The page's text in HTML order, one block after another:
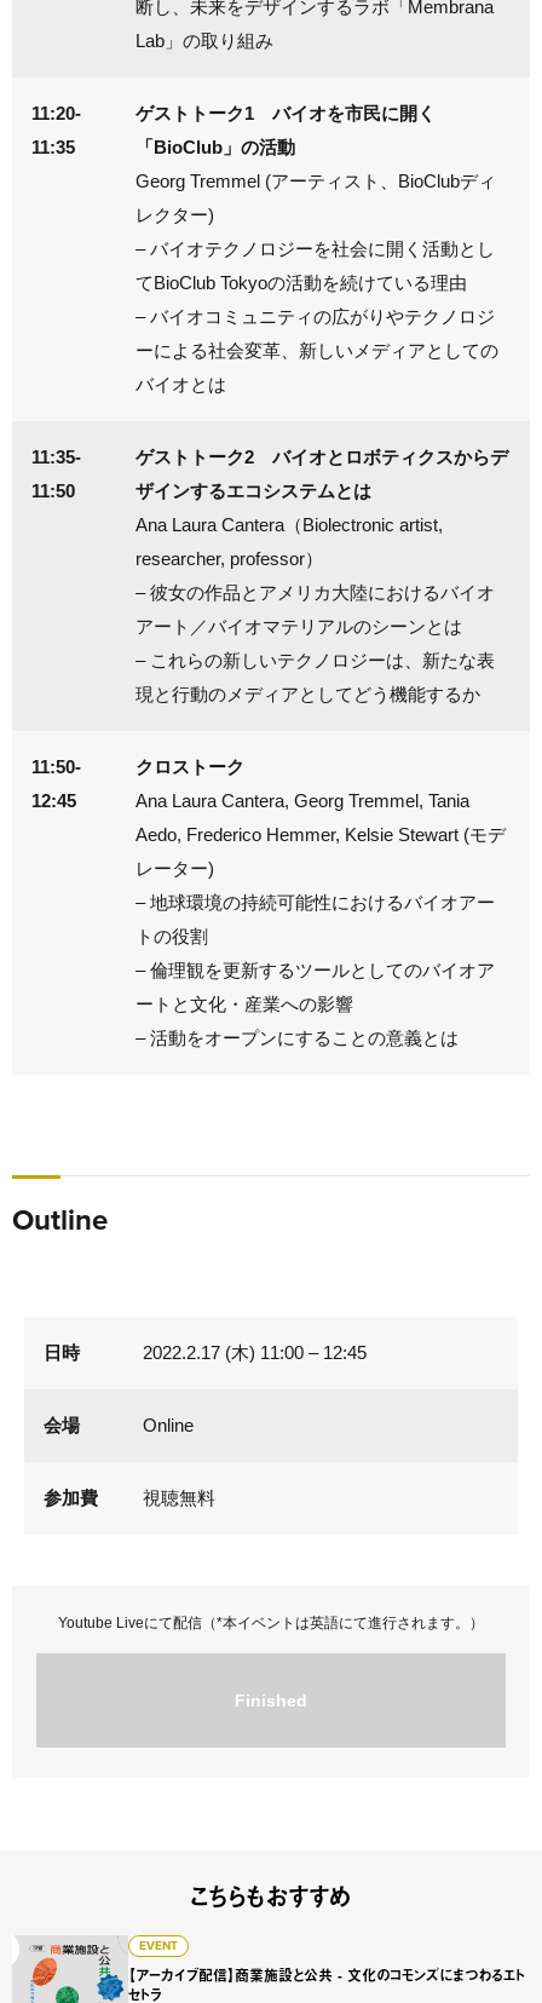
断し、未来をデザインするラボ「Membrana
Lab」の取り組み
11:20-
11:35
ゲストトーク1 バイオを市民に開く
「BioClub」の活動
Georg Tremmel (アーティスト、BioClubディ
レクター)
– バイオテクノロジーを社会に開く活動とし
てBioClub Tokyoの活動を続けている理由
– バイオコミュニティの広がりやテクノロジ
ーによる社会変革、新しいメディアとしての
バイオとは
11:35-
11:50
ゲストトーク2 バイオとロボティクスからデ
ザインするエコシステムとは
Ana Laura Cantera（Biolectronic artist,
researcher, professor）
– 彼女の作品とアメリカ大陸におけるバイオ
アート／バイオマテリアルのシーンとは
– これらの新しいテクノロジーは、新たな表
現と行動のメディアとしてどう機能するか
11:50-
12:45
クロストーク
Ana Laura Cantera, Georg Tremmel, Tania
Aedo, Frederico Hemmer, Kelsie Stewart (モデ
レーター)
– 地球環境の持続可能性におけるバイオアー
トの役割
– 倫理観を更新するツールとしてのバイオア
ートと文化・産業への影響
– 活動をオープンにすることの意義とは
Outline
日時 2022.2.17 (木) 11:00 – 12:45
会場 Online
参加費 視聴無料
Youtube Liveにて配信（*本イベントは英語にて進行されます。）
Finished
こちらもおすすめ
EVENT
【アーカイブ配信】商業施設と公共 - 文化のコモンズにまつわるエト
セトラ
【アーカイブ配信】商業施設と公共 - 文化のコモンズにまつ